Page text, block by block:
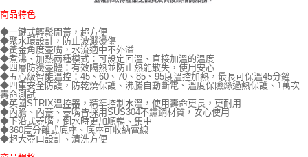
商品特色
◆一鍵式輕鬆開蓋，超方便
◆聚水環設計，防止波濺燙傷
◆黃金角度壺嘴，水流適中不外溢
◆煮沸、加熱兩種模式：可設定回溫、直接加溫的溫度
◆四層防燙壺體：有效隔熱並防止熱能散失，使用安心
◆五心級智能溫控：45、60、70、85、95度溫控加熱，最長可保溫45分鐘
◆四重安全防護，防乾燒保護、沸騰自動斷電、溫度保險絲過熱保護、1萬次
壽命測試
◆英國STRIX溫控器，精準控制水溫，使用壽命更長，更耐用
◆內膽、內蓋、壺嘴皆採用SUS304不鏽鋼材質，安心使用
◆下沿式壺嘴，倒水時更加順暢、集中
◆360度分離式底座、底座可收納電線
◆超大壺口設計、清洗方便